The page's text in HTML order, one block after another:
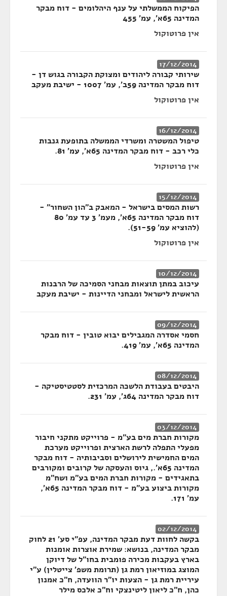
הפיקוח הממשלתי על ענף היהלומים - דוח מבקר
המדינה 65א', עמ' 455
אין פרוטוקול
17/12/2014
שירותי קבורה ליהודים ומצוקת הקבורה בגוש דן -
דוח מבקר המדינה 59ב', עמ' 1007 - ישיבת מעקב
אין פרוטוקול
16/12/2014
טיפול המשטרה ומשרדי הממשלה בתופעת גנבות
כלי רכב - דוח מבקר המדינה 65א', עמ' 81.
אין פרוטוקול
15/12/2014
רשות המסים בישראל - המאבק ב"הון השחור" -
דוח מבקר המדינה 65א', מעמ' 3 עד עמ' 80
(להוציא עמ' 51-59).
אין פרוטוקול
10/12/2014
עיכוב במתן תוצאות מבחני הסמיכה של הרבנות
הראשית לישראל ומבחני הדיינות - ישיבת מעקב
09/12/2014
חסמי אסדרה המגבילים יבוא טובין - דוח מבקר
המדינה 65א', עמ' 419.
08/12/2014
היבטים בעבודת הלשכה המרכזית לסטטיסטיקה -
דוח מבקר המדינה 64ג', עמ' 231.
03/12/2014
מקורות חברת מים בע"מ - פרוייקט מתקני חיבור
מפעלי התפלה לרשת הארצית ופרוייקט מערכת
המים החמישית לירושלים וסביבותיה - דוח מבקר
המדינה 65א'., גיוס והעסקה של קרובים ומקורבים
בתאגידים - מקורות חברת המים בע"מ ושח"מ
מקורות ביצוע בע"מ - דוח מבקר המדינה 65א',
עמ' 171.
02/12/2014
בקשה לחוות דעת מבקר המדינה, עפ"י סע' 21 לחוק
מבקר המדינה, בנושא: שמירת אוצרות אומנות
בארץ בעקבות מכירה פומבית בחו"ל של דיוקן
המוצג במוזיאון רמת גן (תרומת משפ' צייטלין) ע"י
עיריית רמת גן - הצעות יו"ר הוועדה, ח"כ אמנון
כהן, ח"כ ליאון ליטינצקי וח"כ אלכס מילר